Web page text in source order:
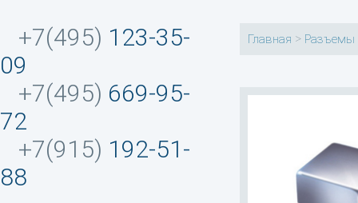
+7(495) 123-35-
09
+7(495) 669-95-
72
+7(915) 192-51-
88
Главная > Разъемы